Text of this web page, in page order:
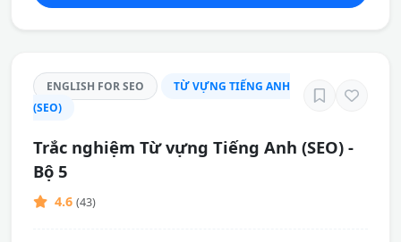
ENGLISH FOR SEO
TỪ VỰNG TIẾNG ANH
(SEO)
Trắc nghiệm Từ vựng Tiếng Anh (SEO) -
Bộ 5
4.6 (43)